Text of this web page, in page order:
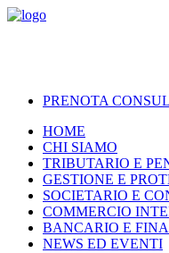
PRENOTA
HOME
CHI SIAMO
TRIBUTARIO E
GESTIONE E
SOCIETARIO E
COMMERCIO
BANCARIO E
NEWS ED EVENTI